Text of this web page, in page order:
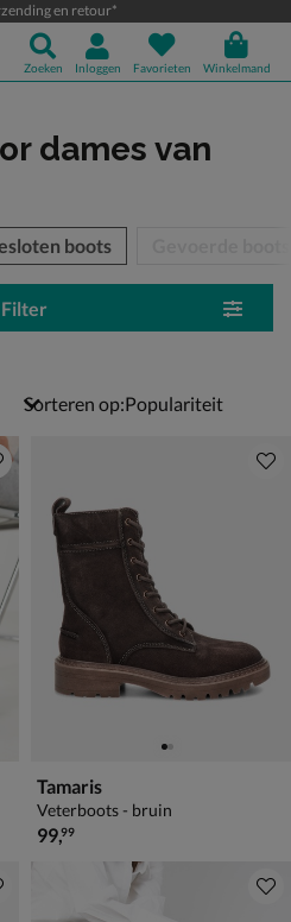
en retour*
Zoeken Inloggen Favorieten Winkelmand
dames van
boots
Filter
Sorteren op:
Tamaris
Veterboots - bruin
€ 99,99
99,99